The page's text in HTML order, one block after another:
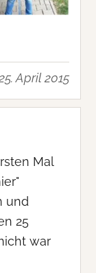
April 2015
Mal
und
25
war